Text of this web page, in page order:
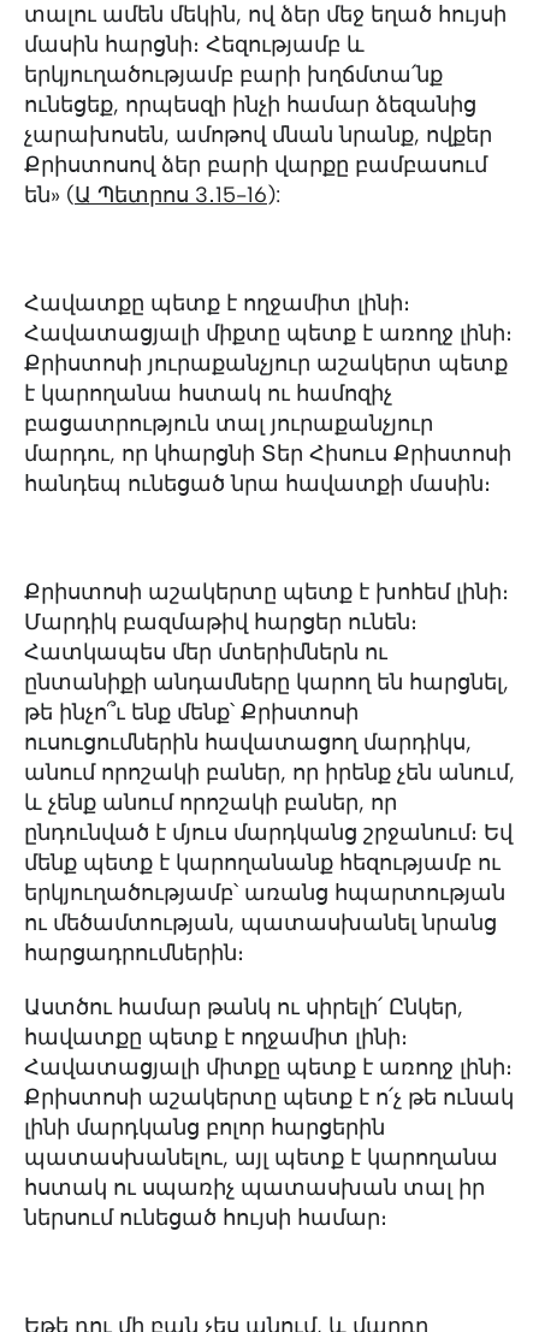
տալու ամեն մեկին, ով ձեր մեջ եղած հույսի
մասին հարցնի։ Հեզությամբ և
երկյուղածությամբ բարի խղճմտա՛նք
ունեցեք, որպեսզի ինչի համար ձեզանից
չարախոսեն, ամոթով մնան նրանք, ովքեր
Քրիստոսով ձեր բարի վարքը բամբասում
են» (Ա Պետրոս 3․15-16):
Հավատքը պետք է ողջամիտ լինի։
Հավատացյալի միքտը պետք է առողջ լինի։
Քրիստոսի յուրաքանչյուր աշակերտ պետք
է կարողանա հստակ ու համոզիչ
բացատրություն տալ յուրաքանչյուր
մարդու, որ կհարցնի Տեր Հիսուս Քրիստոսի
հանդեպ ունեցած նրա հավատքի մասին։
Քրիստոսի աշակերտը պետք է խոհեմ լինի։
Մարդիկ բազմաթիվ հարցեր ունեն։
Հատկապես մեր մտերիմներն ու
ընտանիքի անդամները կարող են հարցնել,
թե ինչո՞ւ ենք մենք՝ Քրիստոսի
ուսուցումներին հավատացող մարդիկս,
անում որոշակի բաներ, որ իրենք չեն անում,
և չենք անում որոշակի բաներ, որ
ընդունված է մյուս մարդկանց շրջանում։ Եվ
մենք պետք է կարողանանք հեզությամբ ու
երկյուղածությամբ՝ առանց հպարտության
ու մեծամտության, պատասխանել նրանց
հարցադրումներին։
Աստծու համար թանկ ու սիրելի՛ Ընկեր,
հավատքը պետք է ողջամիտ լինի։
Հավատացյալի միտքը պետք է առողջ լինի։
Քրիստոսի աշակերտը պետք է ո՛չ թե ունակ
լինի մարդկանց բոլոր հարցերին
պատասխանելու, այլ պետք է կարողանա
հստակ ու սպառիչ պատասխան տալ իր
ներսում ունեցած հույսի համար։
Եթե դու մի բան չես անում, և մարդը